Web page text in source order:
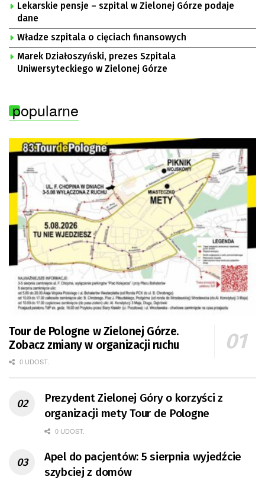
Lekarskie pensje – szpital w Zielonej Górze podaje
dane
Władze szpitala o cięciach finansowych
Marek Działoszyński, prezes Szpitala
Uniwersyteckiego w Zielonej Górze
popularne
Tour de Pologne w Zielonej Górze.
Zobacz zmiany w organizacji ruchu
0 UDOST.
Prezydent Zielonej Góry o korzyści z
organizacji mety Tour de Pologne
0 UDOST.
Apel do pacjentów: 5 sierpnia wyjedźcie
szybciej z domów